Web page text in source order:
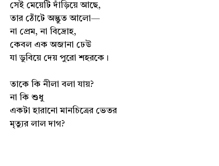
সেই মেয়েটি দাঁড়িয়ে আছে,
তার ঠোঁটে অদ্ভুত আলো—
না প্রেম, না বিদ্রোহ,
কেবল এক অজানা ঢেউ
যা ডুবিয়ে দেয় পুরো শহরকে।
তাকে কি নীলা বলা যায়?
না কি শুধু
একটা হারানো মানচিত্রের ভেতর
মৃত্যুর লাল দাগ?